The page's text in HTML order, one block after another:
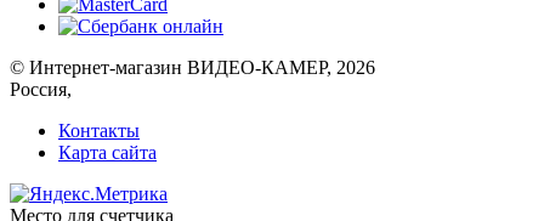
© Интернет-магазин ВИДЕО-КАМЕР, 2026
Россия,
Контакты
Карта сайта
Место для счетчика